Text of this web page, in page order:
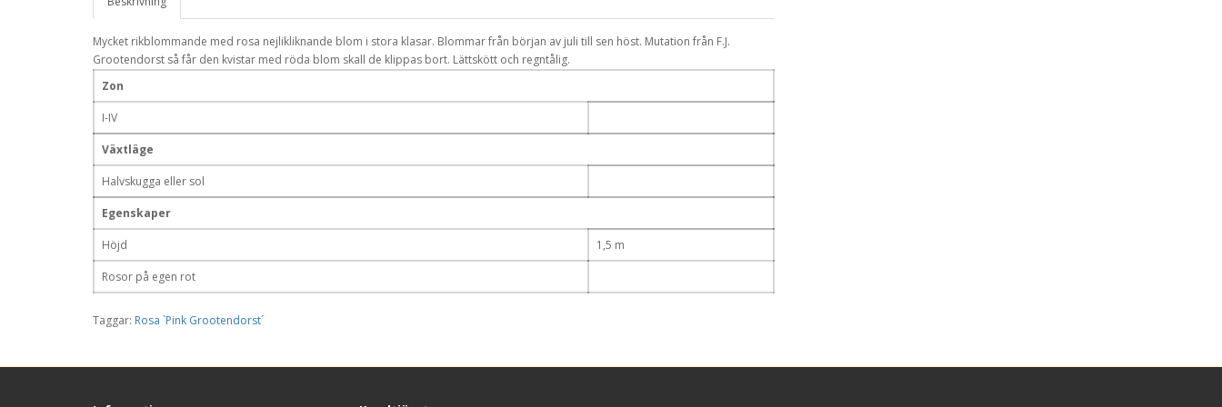
Mycket rikblommande med rosa nejlikliknande blom i stora klasar. Blommar från början av juli till sen höst. Mutation från F.J.
Grootendorst så får den kvistar med röda blom skall de klippas bort. Lättskött och regntålig.
Zon
I-IV
Växtläge
Halvskugga eller sol
Egenskaper
Höjd 1,5 m
Rosor på egen rot
Taggar: Rosa `Pink Grootendorst´